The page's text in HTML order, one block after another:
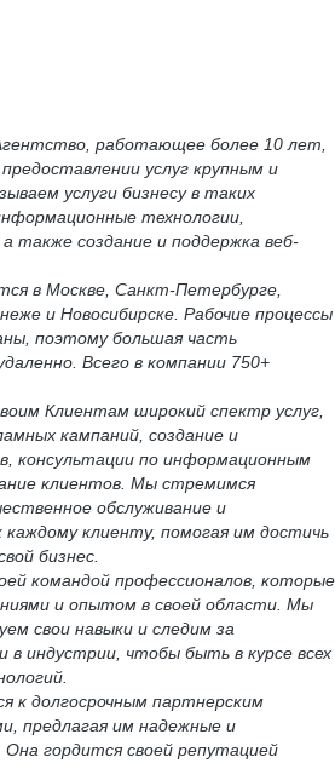
работающее более 10 лет,
услуг крупным и
услуги бизнесу в таких
технологии,
также создание и поддержка веб-
в Москве, Санкт-Петербурге,
и Новосибирске. Рабочие процессы
поэтому большая часть
Всего в компании 750+
Клиентам широкий спектр услуг,
кампаний, создание и
консультации по информационным
клиентов. Мы стремимся
обслуживание и
каждому клиенту, помогая им достичь
бизнес.
командой профессионалов, которые
и опытом в своей области. Мы
свои навыки и следим за
в индустрии, чтобы быть в курсе всех
к долгосрочным партнерским
предлагая им надежные и
гордится своей репутацией